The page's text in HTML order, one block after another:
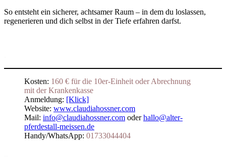
So entsteht ein sicherer, achtsamer Raum – in dem du loslassen,
regenerieren und dich selbst in der Tiefe erfahren darfst.
Kosten: 160 € für die 10er-Einheit oder Abrechnung
mit der Krankenkasse
Anmeldung: [Klick]
Website: www.claudiahossner.com
Mail: info@claudiahossner.com oderhallo@alter-
pferdestall-meissen.de
Handy/WhatsApp: 01733044404